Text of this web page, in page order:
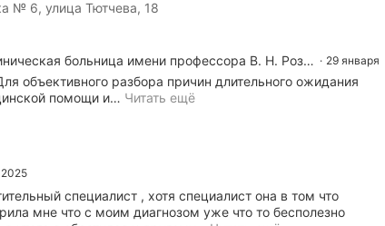
№ 6, улица Тютчева, 18
Пушкинская клиническая больница имени профессора В. Н. Розанова, поликлиника № 6 29 января
объективного разбора причин длительного ожидания
помощи и… Читать ещё
специалист , хотя специалист она в том что
мне что с моим диагнозом уже что то бесполезно